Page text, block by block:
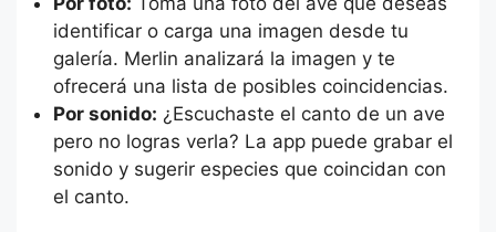
identificar o carga una imagen desde tu
galería. Merlin analizará la imagen y te
ofrecerá una lista de posibles coincidencias.
Por sonido: ¿Escuchaste el canto de un ave
pero no logras verla? La app puede grabar el
sonido y sugerir especies que coincidan con
el canto.